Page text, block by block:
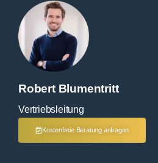
Robert Blumentritt
Vertriebsleitung
Kostenfreie Beratung anfragen